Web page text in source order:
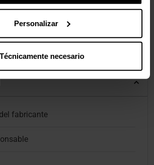
Personalizar
Técnicamente necesario
fabricante